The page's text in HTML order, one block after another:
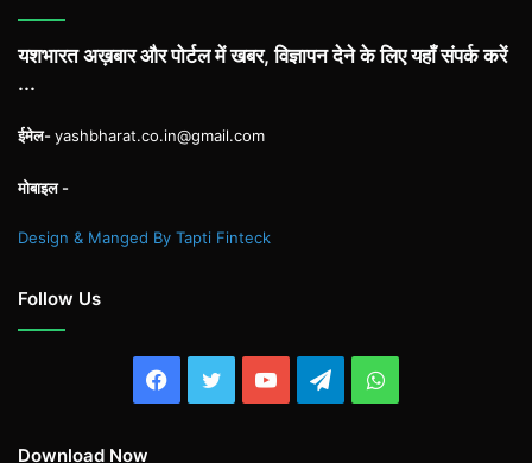
यशभारत अख़बार और पोर्टल में खबर, विज्ञापन देने के लिए यहाँ संपर्क करें
...
ईमेल-yashbharat.co.in@gmail.com
मोबाइल -
Design & Manged By Tapti Finteck
Follow Us
Facebook
TwitterYouTubeTelegramWhatsApp
Download Now